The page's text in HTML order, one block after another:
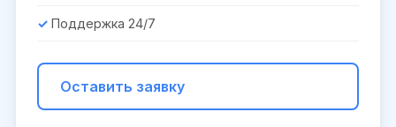
Поддержка 24/7
Оставить заявку